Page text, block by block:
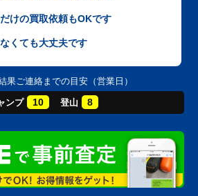
けの買取依頼もOKです
くても大丈夫です
果ご連絡までの目安（営業日）
ンプ 10 登山 8